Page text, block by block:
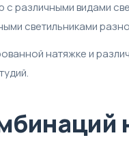
различными видами
светильниками
натяжке и